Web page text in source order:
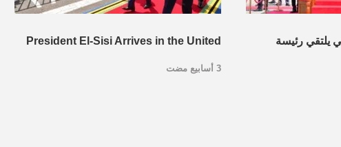
يلتقي رئيسة President El-Sisi Arrives in the United
3 أسابيع مضت